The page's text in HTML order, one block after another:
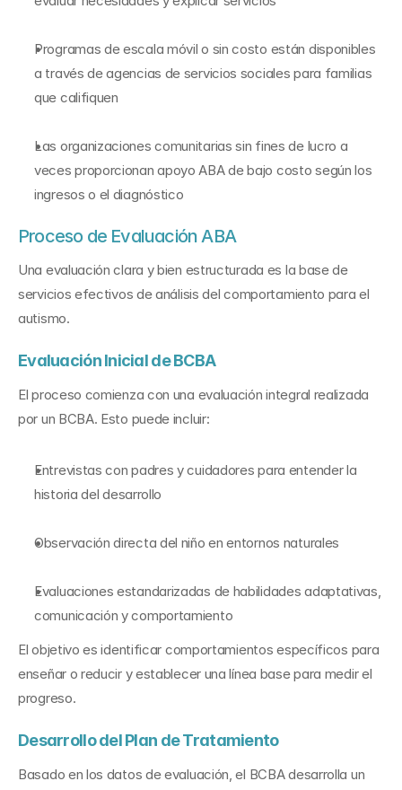
Programas de escala móvil o sin costo están disponibles
a través de agencias de servicios sociales para familias
que califiquen
Las organizaciones comunitarias sin fines de lucro a
veces proporcionan apoyo ABA de bajo costo según los
ingresos o el diagnóstico
Proceso de Evaluación ABA
Una evaluación clara y bien estructurada es la base de
servicios efectivos de análisis del comportamiento para el
autismo.
Evaluación Inicial de BCBA
El proceso comienza con una evaluación integral realizada
por un BCBA. Esto puede incluir:
Entrevistas con padres y cuidadores para entender la
historia del desarrollo
Observación directa del niño en entornos naturales
Evaluaciones estandarizadas de habilidades adaptativas,
comunicación y comportamiento
El objetivo es identificar comportamientos específicos para
enseñar o reducir y establecer una línea base para medir el
progreso.
Desarrollo del Plan de Tratamiento
Basado en los datos de evaluación, el BCBA desarrolla un